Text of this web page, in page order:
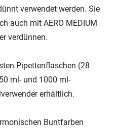
verwendet werden. Sie
auch mit AERO MEDIUM
verdünnen.
Pipettenflaschen (28
ml- und 1000 ml-
erhältlich.
Buntfarben